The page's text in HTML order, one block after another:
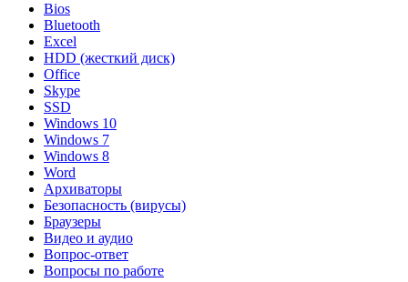
Bios
Bluetooth
Excel
HDD (жесткий диск)
Office
Skype
SSD
Windows 10
Windows 7
Windows 8
Word
Архиваторы
Безопасность (вирусы)
Браузеры
Видео и аудио
Вопрос-ответ
Вопросы по работе